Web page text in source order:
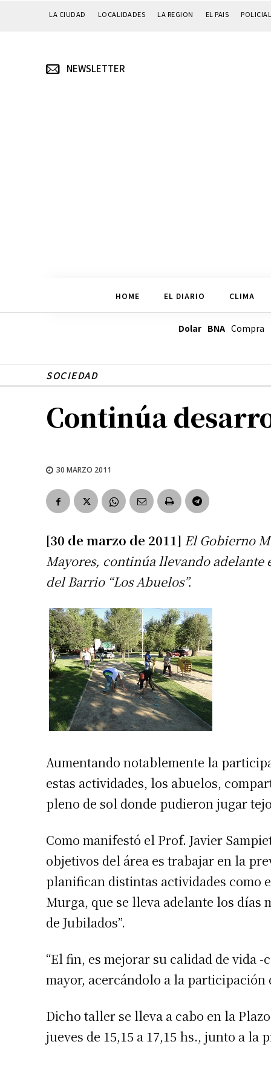
LA CIUDAD LOCALIDADES LA REGION EL PAIS
NEWSLETTER
HOME EL DIARIO CLIMA
Dolar BNACompra
SOCIEDAD
Continúa
30 MARZO 2011
[30 de marzo de 2011] El Gobierno
Mayores, continúa llevando adelante
del Barrio “Los Abuelos”.
Aumentando notablemente la
estas actividades, los abuelos,
pleno de sol donde pudieron jugar
Como manifestó el Prof. Javier
objetivos del área es trabajar en la
planifican distintas actividades como
Murga, que se lleva adelante los días
de Jubilados”.
“El fin, es mejorar su calidad de vida
mayor, acercándolo a la participación
Dicho taller se lleva a cabo en la
jueves de 15,15 a 17,15 hs., junto a la